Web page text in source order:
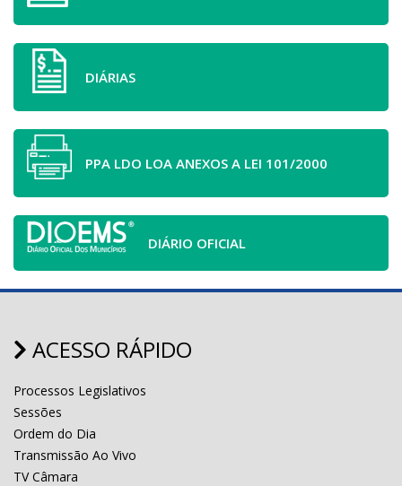
DIÁRIAS
PPA LDO LOA ANEXOS A LEI 101/2000
DIÁRIO OFICIAL
ACESSO RÁPIDO
Processos Legislativos
Sessões
Ordem do Dia
Transmissão Ao Vivo
TV Câmara